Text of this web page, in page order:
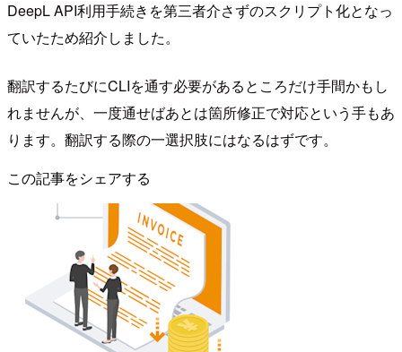
DeepL API利用手続きを第三者介さずのスクリプト化となっ
ていたため紹介しました。
翻訳するたびにCLIを通す必要があるところだけ手間かもし
れませんが、一度通せばあとは箇所修正で対応という手もあ
ります。翻訳する際の一選択肢にはなるはずです。
この記事をシェアする